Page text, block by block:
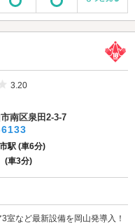
5つ星のうち3
3.20
南区泉田2-3-7
駅 (車6分)
(車3分)
室など最新設備を岡山発導入！